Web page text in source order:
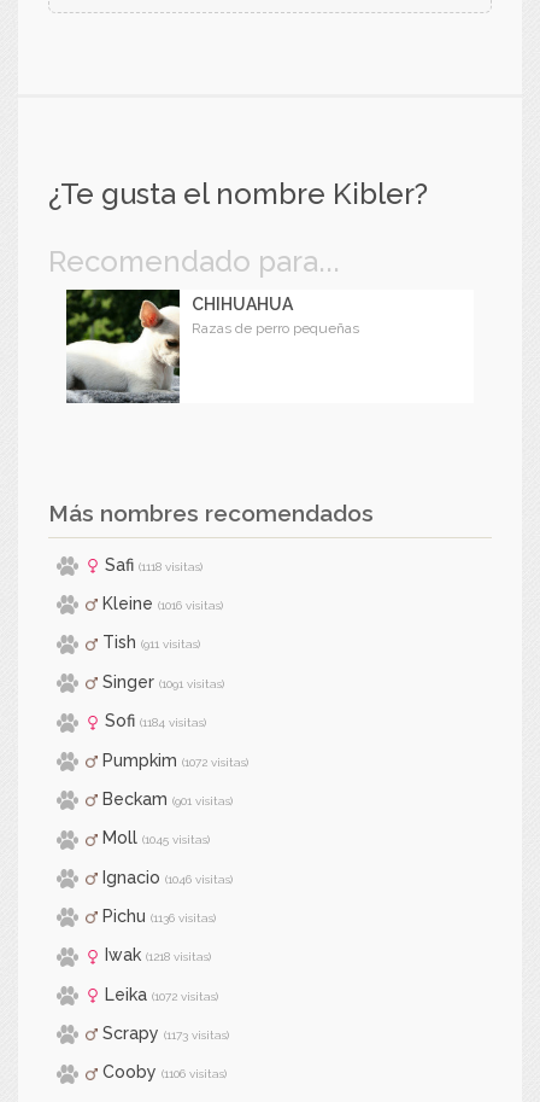
¿Te gusta el nombre Kibler?
Recomendado para...
CHIHUAHUA
Razas de perro pequeñas
Más nombres recomendados
Safi (1118 visitas)
Kleine (1016 visitas)
Tish (911 visitas)
Singer (1091 visitas)
Sofi (1184 visitas)
Pumpkim (1072 visitas)
Beckam (901 visitas)
Moll (1045 visitas)
Ignacio (1046 visitas)
Pichu (1136 visitas)
Iwak (1218 visitas)
Leika (1072 visitas)
Scrapy (1173 visitas)
Cooby (1106 visitas)